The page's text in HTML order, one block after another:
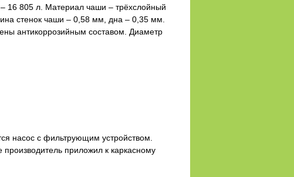
16 805 л. Материал чаши – трёхслойный
стенок чаши – 0,58 мм, дна – 0,35 мм.
антикоррозийным составом. Диаметр
насос с фильтрующим устройством.
производитель приложил к каркасному